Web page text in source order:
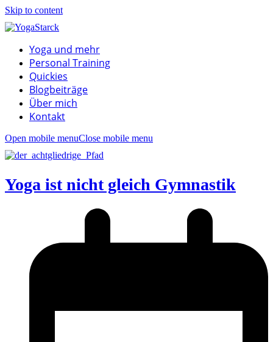
Skip to content
Yoga und mehr
Personal Training
Quickies
Blogbeiträge
Über mich
Kontakt
Open mobile menuClose mobile menu
Yoga ist nicht gleich Gymnastik